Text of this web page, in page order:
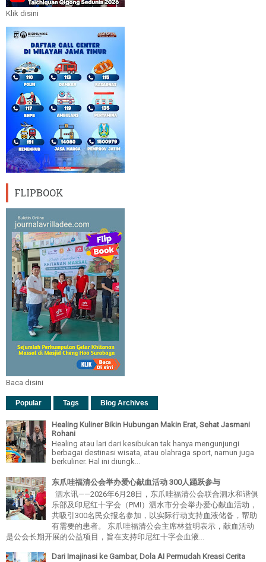
Klik disini
FLIPBOOK
Baca disini
Popular Tags Blog Archives
Healing Kuliner Bikin Hubungan Makin Erat, Sehat Jasmani
Rohani
Healing atau lari dari kesibukan tak hanya mengunjungi
berbagai destinasi wisata, atau olahraga sport, namun juga
berkuliner. Hal ini diungk...
东爪哇福清公会举办爱心献血活动 300人踊跃参与
泗水讯——2026年6月28日，东爪哇福清公会联合泗水和谐俱
乐部及印尼红十字会（PMI）泗水市分会举办爱心献血活动，
共吸引300名民众报名参加，以实际行动支持血液储备，帮助
有需要的患者。 东爪哇福清公会主席林益明表示，献血活动
是公会长期开展的公益项目，旨在支持印尼红十字会血液...
Dari Imajinasi ke Gambar, Dola AI Permudah Kreasi Cerita